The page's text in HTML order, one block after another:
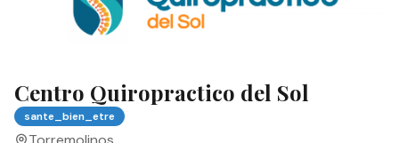
Centro Quiropractico del Sol
sante_bien_etre